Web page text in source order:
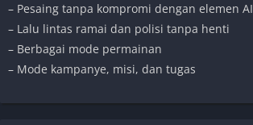
– Pesaing tanpa kompromi dengan elemen AI
– Lalu lintas ramai dan polisi tanpa henti
– Berbagai mode permainan
– Mode kampanye, misi, dan tugas